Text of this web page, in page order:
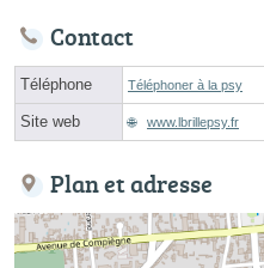
Contact
Téléphone Téléphoner à la psy
Site web www.lbrillepsy.fr
Plan et adresse